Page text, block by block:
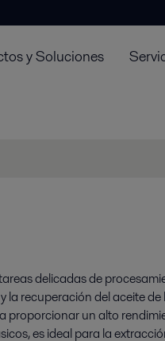
y Soluciones
delicadas de
la recuperación del aceite
proporcionar un alto
es ideal para la